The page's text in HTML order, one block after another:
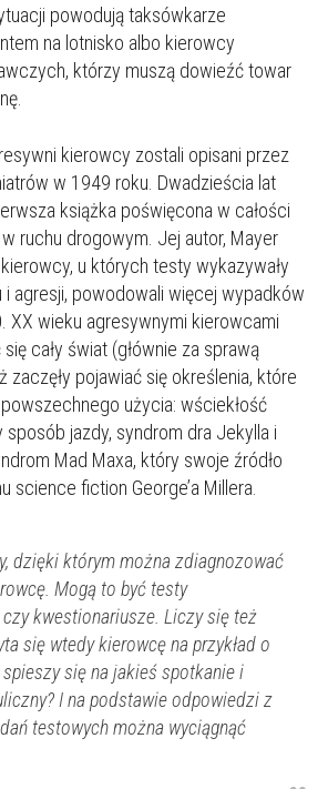
powodują taksówkarze
na lotnisko albo kierowcy
którzy muszą dowieźć towar
kierowcy zostali opisani przez
w 1949 roku. Dwadzieścia lat
książka poświęcona w całości
ruchu drogowym. Jej autor, Mayer
kierowcy, u których testy wykazywały
agresji, powodowali więcej wypadków
XX wieku agresywnymi kierowcami
cały świat (głównie za sprawą
zaczęły pojawiać się określenia, które
powszechnego użycia: wściekłość
sposób jazdy, syndrom dra Jekylla i
Mad Maxa, który swoje źródło
science fiction George’a Millera.
dzięki którym można zdiagnozować
Mogą to być testy
kwestionariusze. Liczy się też
się wtedy kierowcę na przykład o
się na jakieś spotkanie i
I na podstawie odpowiedzi z
testowych można wyciągnąć